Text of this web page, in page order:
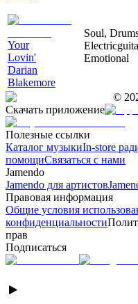
Your
Lovin'
Darian
Blakemore
Soul,
Emotional
©
Скачать приложение
Полезные ссылки
Каталог музыкиIn-store
помощиСвязаться с нами
Jamendo
Jamendo для артистов
Правовая информация
Общие условия
конфиденциальности
прав
Подписаться